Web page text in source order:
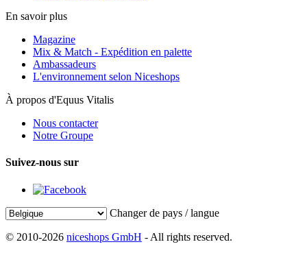
En savoir plus
Magazine
Mix & Match - Expédition en palette
Ambassadeurs
L'environnement selon Niceshops
À propos d'Equus Vitalis
Nous contacter
Notre Groupe
Suivez-nous sur
Changer de pays / langue
© 2010-2026 niceshops GmbH - All rights reserved.